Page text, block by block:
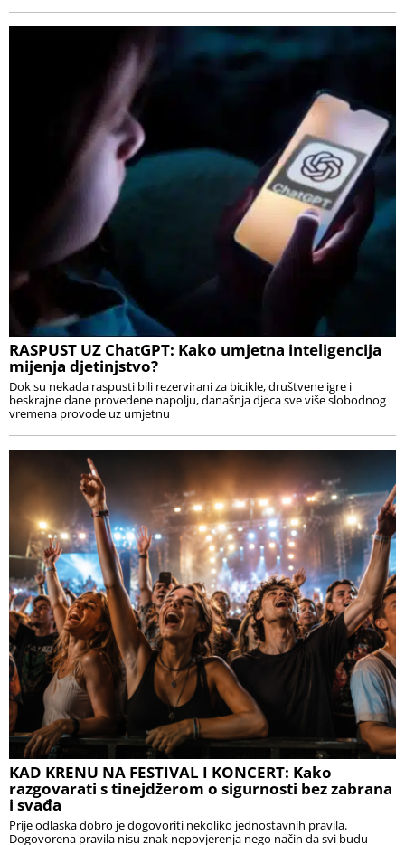
RASPUST UZ ChatGPT: Kako umjetna inteligencija
mijenja djetinjstvo?
Dok su nekada raspusti bili rezervirani za bicikle, društvene igre i
beskrajne dane provedene napolju, današnja djeca sve više slobodnog
vremena provode uz umjetnu
KAD KRENU NA FESTIVAL I KONCERT: Kako
razgovarati s tinejdžerom o sigurnosti bez zabrana
i svađa
Prije odlaska dobro je dogovoriti nekoliko jednostavnih pravila.
Dogovorena pravila nisu znak nepovjerenja nego način da svi budu